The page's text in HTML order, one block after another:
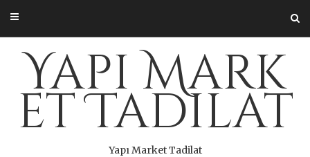
content
Yapı Mark
et Tadilat
Yapı Market Tadilat